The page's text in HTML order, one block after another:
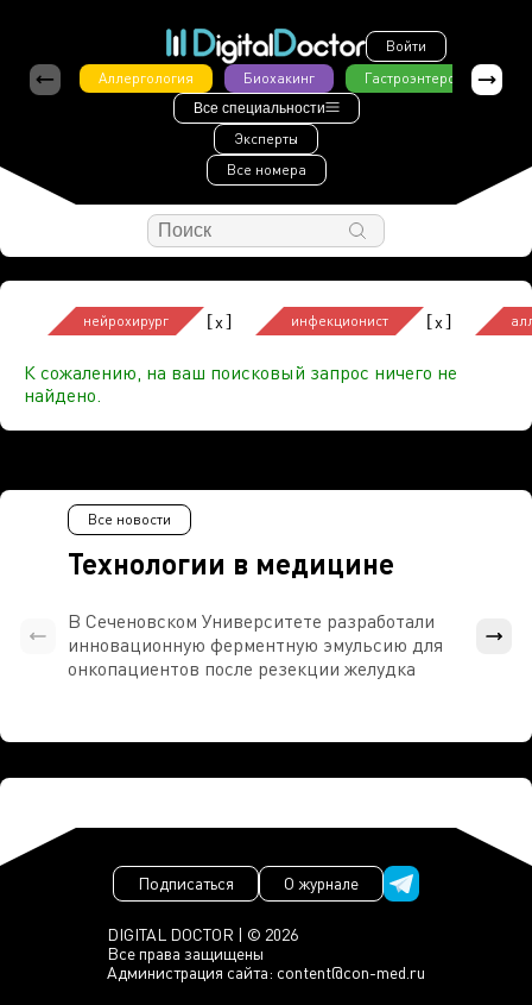
Войти
Аллергология
Биохакинг Гастроэнтерология
Все специальности
Эксперты
Все номера
нейрохирург [x] инфекционист [x]
К сожалению, на ваш поисковый запрос ничего не
найдено.
Технологии в медицине
Все новости
В Сеченовском Университете разработали
инновационную ферментную эмульсию для
онкопациентов после резекции желудка
DIGITAL DOCTOR | © 2026
Все права защищены
Администрация сайта: content@con-med.ru
Подписаться О журнале